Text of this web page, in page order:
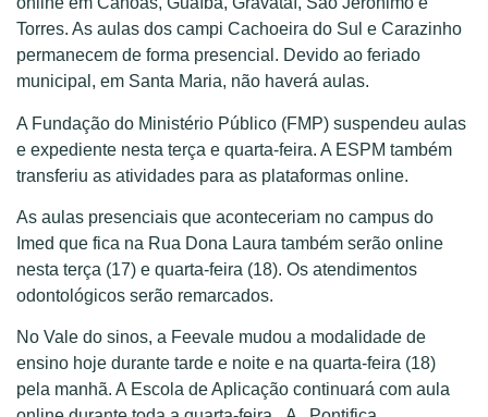
Torres. As aulas dos campi Cachoeira do Sul e Carazinho
permanecem de forma presencial. Devido ao feriado
municipal, em Santa Maria, não haverá aulas.
A Fundação do Ministério Público (FMP) suspendeu aulas
e expediente nesta terça e quarta-feira. A ESPM também
transferiu as atividades para as plataformas online.
As aulas presenciais que aconteceriam no campus do
Imed que fica na Rua Dona Laura também serão online
nesta terça (17) e quarta-feira (18). Os atendimentos
odontológicos serão remarcados.
No Vale do sinos, a Feevale mudou a modalidade de
ensino hoje durante tarde e noite e na quarta-feira (18)
pela manhã. A Escola de Aplicação continuará com aula